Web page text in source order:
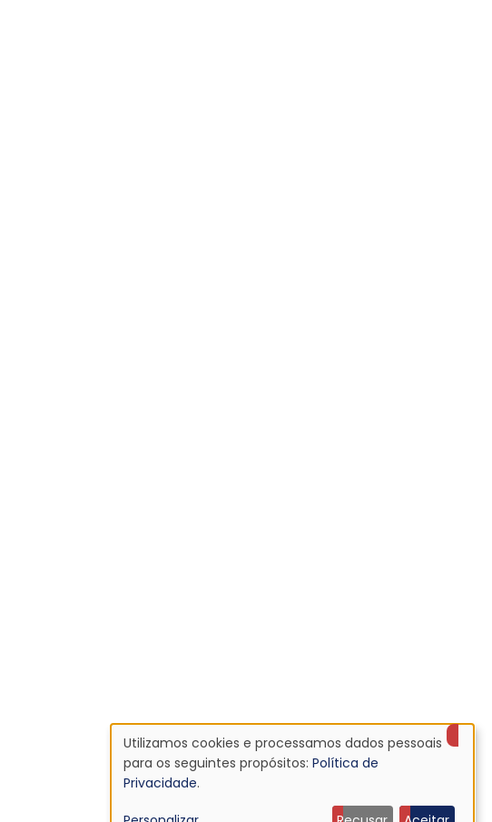
Uso
Utilizamos cookies e processamos dados pessoais
para os seguintes propósitos: Política de
Privacidade.